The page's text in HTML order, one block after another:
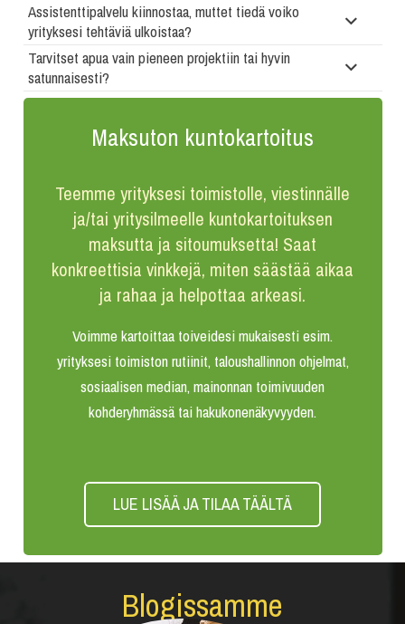
Assistenttipalvelu kiinnostaa, muttet tiedä voiko
yrityksesi tehtäviä ulkoistaa?
Tarvitset apua vain pieneen projektiin tai hyvin
satunnaisesti?
Maksuton kuntokartoitus
Teemme yrityksesi toimistolle, viestinnälle
ja/tai yritysilmeelle kuntokartoituksen
maksutta ja sitoumuksetta! Saat
konkreettisia vinkkejä, miten säästää aikaa
ja rahaa ja helpottaa arkeasi.
Voimme kartoittaa toiveidesi mukaisesti esim.
yrityksesi toimiston rutiinit, taloushallinnon ohjelmat,
sosiaalisen median, mainonnan toimivuuden
kohderyhmässä tai hakukonenäkyvyyden.
LUE LISÄÄ JA TILAA TÄÄLTÄ
Blogissamme